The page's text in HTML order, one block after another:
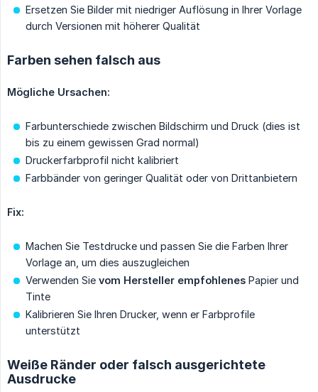
Ersetzen Sie Bilder mit niedriger Auflösung in Ihrer Vorlage
durch Versionen mit höherer Qualität
Farben sehen falsch aus
Mögliche Ursachen:
Farbunterschiede zwischen Bildschirm und Druck (dies ist
bis zu einem gewissen Grad normal)
Druckerfarbprofil nicht kalibriert
Farbbänder von geringer Qualität oder von Drittanbietern
Fix:
Machen Sie Testdrucke und passen Sie die Farben Ihrer
Vorlage an, um dies auszugleichen
Verwenden Sie vom Hersteller empfohlenes Papier und
Tinte
Kalibrieren Sie Ihren Drucker, wenn er Farbprofile
unterstützt
Weiße Ränder oder falsch ausgerichtete
Ausdrucke